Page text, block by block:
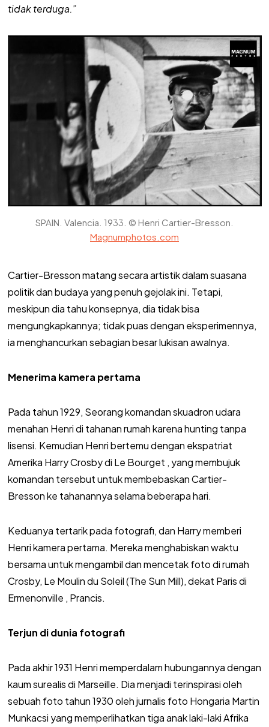
tidak terduga.”
SPAIN. Valencia. 1933. © Henri Cartier-Bresson.
Magnumphotos.com
Cartier-Bresson matang secara artistik dalam suasana
politik dan budaya yang penuh gejolak ini. Tetapi,
meskipun dia tahu konsepnya, dia tidak bisa
mengungkapkannya; tidak puas dengan eksperimennya,
ia menghancurkan sebagian besar lukisan awalnya.
Menerima kamera pertama
Pada tahun 1929, Seorang komandan skuadron udara
menahan Henri di tahanan rumah karena hunting tanpa
lisensi. Kemudian Henri bertemu dengan ekspatriat
Amerika Harry Crosby di Le Bourget , yang membujuk
komandan tersebut untuk membebaskan Cartier-
Bresson ke tahanannya selama beberapa hari.
Keduanya tertarik pada fotografi, dan Harry memberi
Henri kamera pertama. Mereka menghabiskan waktu
bersama untuk mengambil dan mencetak foto di rumah
Crosby, Le Moulin du Soleil (The Sun Mill), dekat Paris di
Ermenonville , Prancis.
Terjun di dunia fotografi
Pada akhir 1931 Henri memperdalam hubungannya dengan
kaum surealis di Marseille. Dia menjadi terinspirasi oleh
sebuah foto tahun 1930 oleh jurnalis foto Hongaria Martin
Munkacsi yang memperlihatkan tiga anak laki-laki Afrika